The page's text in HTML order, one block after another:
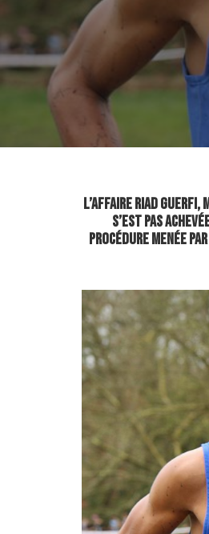
L’affaire Riad Guerfi,
s’est pas
procédure menée